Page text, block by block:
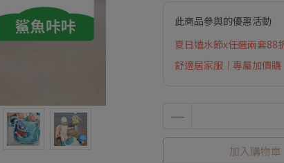
此商品參與的優惠活動
夏日嬉水節x任選兩套88
舒適居家服｜專屬加價購
加入購物車